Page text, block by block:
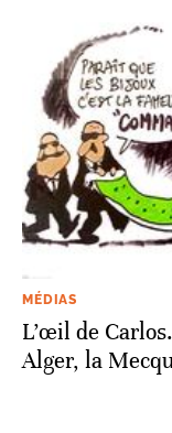
MÉDIAS
L’œil de
Alger, la